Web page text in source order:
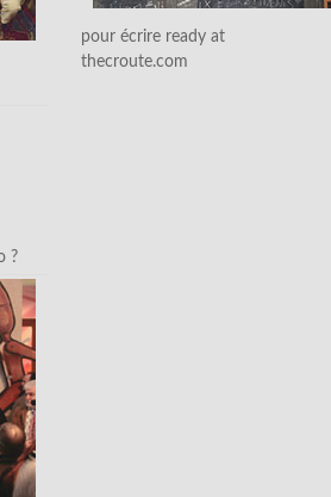
?
pour écrire ready at
thecroute.com